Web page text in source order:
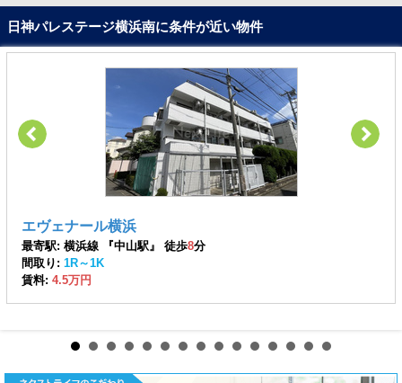
日神パレステージ横浜南に条件が近い物件
エヴェナール横浜
最寄駅: 横浜線 『中山駅』 徒歩8分
間取り: 1R～1K
賃料: 4.5万円